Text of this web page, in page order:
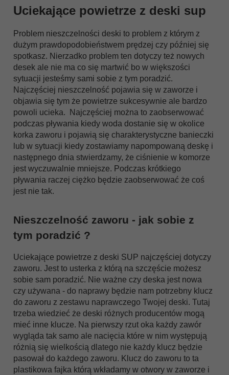
Uciekające powietrze z deski sup
Problem nieszczelności deski to problem z którym z
dużym prawdopodobieństwem prędzej czy później się
spotkasz. Nierzadko problem ten dotyczy też nowych
desek ale nie ma co się martwić bo w większości
sytuacji jesteśmy sami sobie z tym poradzić.
Najczęściej nieszczelność pojawia się w zaworze i
objawia się tym że powietrze sukcesywnie ale bardzo
powoli ucieka. Najczęściej można to zaobserwować
podczas pływania kiedy woda dostanie się w okolice
korka zaworu i pojawią się charakterystyczne banieczki
lub w sytuacji kiedy zostawiamy napompowaną deskę i
następnego dnia stwierdzamy, że ciśnienie w komorze
jest wyczuwalnie mniejsze. Podczas krótkiego
pływania raczej ciężko będzie zaobserwować że coś
jest nie tak.
Nieszczelność zaworu - jak sobie z
tym poradzić ?
Uciekające powietrze z deski SUP najczęściej dotyczy
zaworu. Jest to usterka z którą na szczęście możesz
sobie sam poradzić. Nie ważne czy deska jest nowa
czy używana - do naprawy będzie nam potrzebny klucz
do zaworu z zestawu naprawczego Twojej deski. Tutaj
trzeba wiedzieć że deski różnych producentów mogą
mieć inne klucze. Na pierwszy rzut oka każdy zawór
wygląda tak samo ale nacięcia które w nim występują
różnią się wielkością dlatego nie każdy klucz będzie
pasował do każdego zaworu. Klucz do zaworu to ta
plastikowa fajka którą wkładamy w otwory w zaworze i